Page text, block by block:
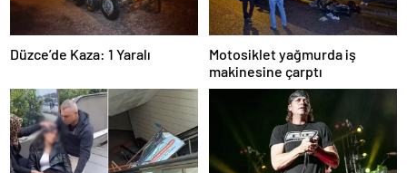
Düzce’de Kaza: 1 Yaralı
Motosiklet yağmurda iş
makinesine çarptı